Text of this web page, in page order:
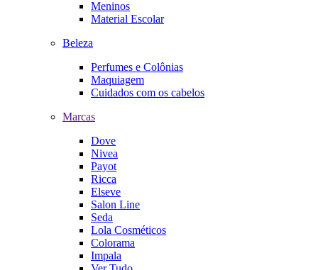
Meninos
Material Escolar
Beleza
Perfumes e Colônias
Maquiagem
Cuidados com os cabelos
Marcas
Dove
Nivea
Payot
Ricca
Elseve
Salon Line
Seda
Lola Cosméticos
Colorama
Impala